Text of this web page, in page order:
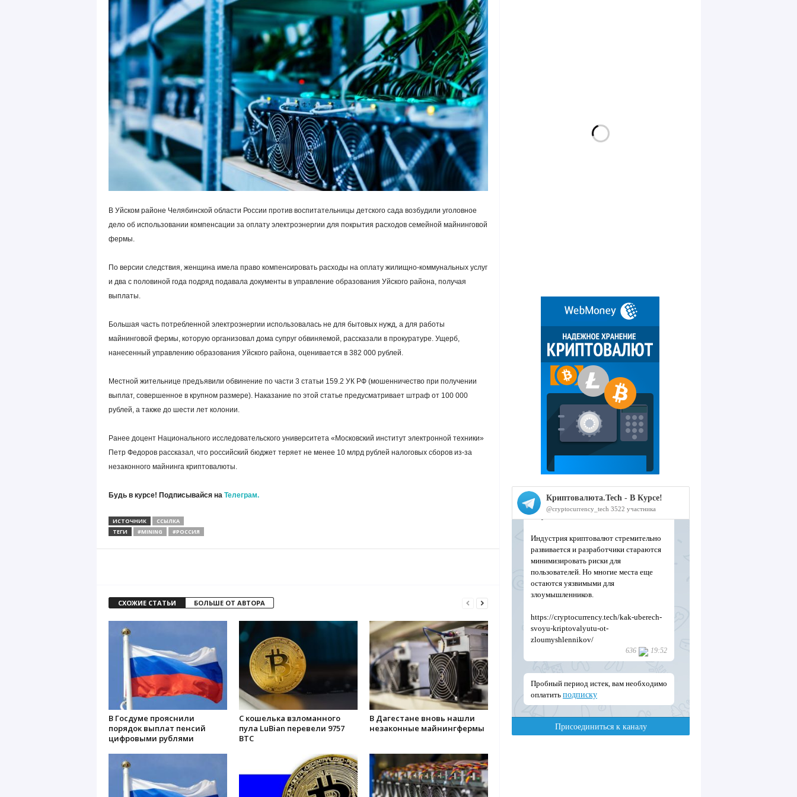
В Уйском районе Челябинской области России против воспитательницы детского сада возбудили уголовное
дело об использовании компенсации за оплату электроэнергии для покрытия расходов семейной майнинговой
фермы.
По версии следствия, женщина имела право компенсировать расходы на оплату жилищно-коммунальных услуг
и два с половиной года подряд подавала документы в управление образования Уйского района, получая
выплаты.
Большая часть потребленной электроэнергии использовалась не для бытовых нужд, а для работы
майнинговой фермы, которую организовал дома супруг обвиняемой, рассказали в прокуратуре. Ущерб,
нанесенный управлению образования Уйского района, оценивается в 382 000 рублей.
Местной жительнице предъявили обвинение по части 3 статьи 159.2 УК РФ (мошенничество при получении
выплат, совершенное в крупном размере). Наказание по этой статье предусматривает штраф от 100 000
рублей, а также до шести лет колонии.
Ранее доцент Национального исследовательского университета «Московский институт электронной техники»
Петр Федоров рассказал, что российский бюджет теряет не менее 10 млрд рублей налоговых сборов из-за
незаконного майнинга криптовалюты.
Будь в курсе! Подписывайся на Телеграм.
ИСТОЧНИК
ССЫЛКА
ТЕГИ
#MINING #РОССИЯ
СХОЖИЕ СТАТЬИ БОЛЬШЕ ОТ АВТОРА
В Госдуме прояснили
порядок выплат пенсий
цифровыми рублями
С кошелька взломанного
пула LuBian перевели 9757
BTC
В Дагестане вновь нашли
незаконные майнингфермы